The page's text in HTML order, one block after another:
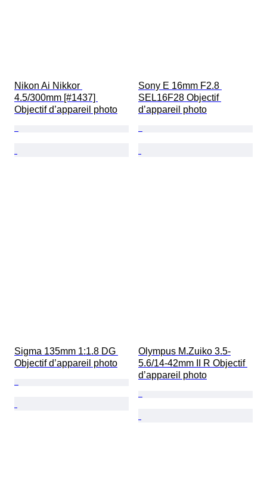
Nikon Ai Nikkor
4.5/300mm [#1437]
Objectif d’appareil photo
Sony E 16mm F2.8
SEL16F28 Objectif
d’appareil photo
Sigma 135mm 1:1.8 DG
Objectif d’appareil photo
Olympus M.Zuiko 3.5-
5.6/14-42mm II R Objectif
d’appareil photo